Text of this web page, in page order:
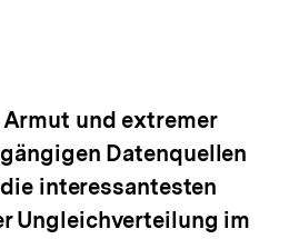
und extremer
Datenquellen
interessantesten
Ungleichverteilung im